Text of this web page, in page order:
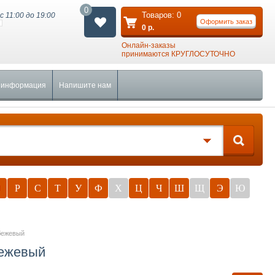
11:00 до 19:00
Онлайн-заказы
принимаются КРУГЛОСУТОЧНО
Оформить заказ
Товаров: 0
0 р.
0
Напишите нам
Р С Т У Ф Х Ц Ч Ш Щ Э
Ю